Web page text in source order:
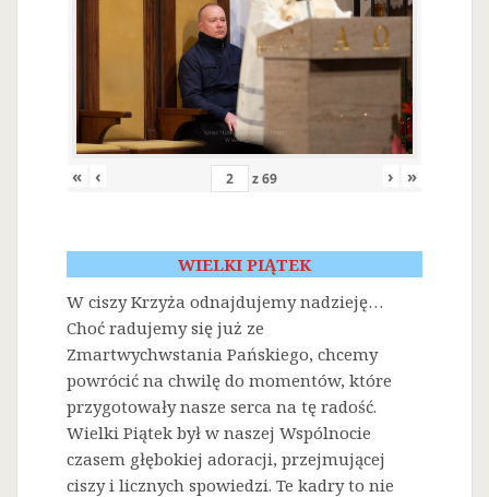
« ‹ z69 › »
WIELKI PIĄTEK
W ciszy Krzyża odnajdujemy nadzieję…
Choć radujemy się już ze
Zmartwychwstania Pańskiego, chcemy
powrócić na chwilę do momentów, które
przygotowały nasze serca na tę radość.
Wielki Piątek był w naszej Wspólnocie
czasem głębokiej adoracji, przejmującej
ciszy i licznych spowiedzi. Te kadry to nie